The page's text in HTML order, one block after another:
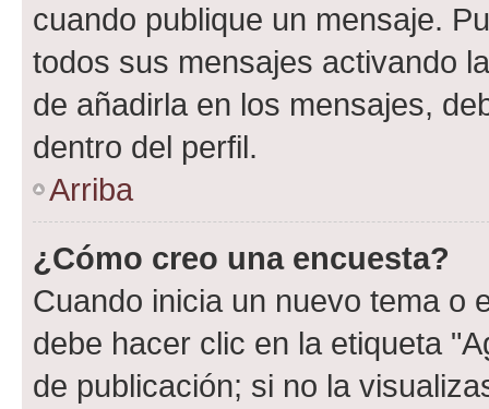
cuando publique un mensaje.
todos sus mensajes activando
de añadirla en los mensajes,
dentro del perfil.
Arriba
¿Cómo creo una encuesta?
Cuando inicia un nuevo tema o
debe hacer clic en la etiqueta
de publicación; si no la